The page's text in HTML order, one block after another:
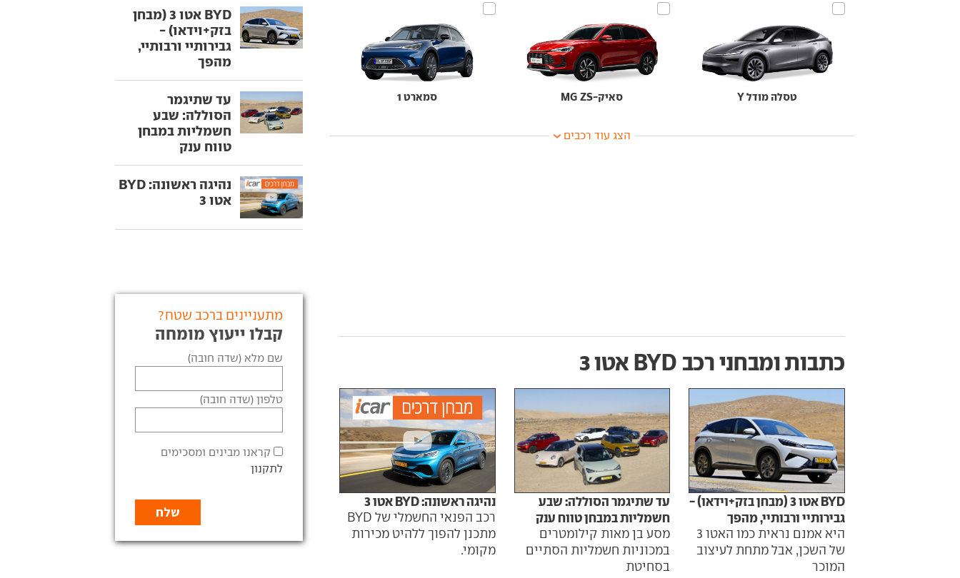
טסלה מודל Y סאיק-MG ZS סמארט 1
הצג עוד רכבים
כתבות ומבחני רכב BYD אטו 3
BYD אטו 3 (מבחן בזק+וידאו) -
גבירותיי ורבותיי, מהפך
היא אמנם נראית כמו האטו 3
של השכן, אבל מתחת לעיצוב
המוכר
עד שתיגמר הסוללה: שבע
חשמליות במבחן טווח ענק
מסע בן מאות קילומטרים
במכוניות חשמליות הסתיים
בסחיטת
נהיגה ראשונה: BYD אטו 3
רכב הפנאי החשמלי של BYD
מתכנן להפוך ללהיט מכירות
מקומי.
עיצובי נוסף לאטו 3, בפעם
משדרגת את האטו 3
בשנתיים האחרונות עובר
BYD אטו 3 (מבחן
בזק+וידאו) -
גבירותיי ורבותיי,
מהפך
עד שתיגמר
הסוללה: שבע
חשמליות במבחן
טווח ענק
נהיגה ראשונה: BYD
אטו 3
מתעניינים ברכב שטח?
קבלו ייעוץ מומחה
שם מלא (שדה חובה)
טלפון (שדה חובה)
קראנו מבינים ומסכימים
לתקנון